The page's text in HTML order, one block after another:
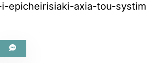
epicheirisiaki-axia-tou-